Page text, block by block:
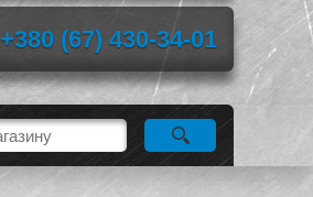
+380 (67) 430-34-01